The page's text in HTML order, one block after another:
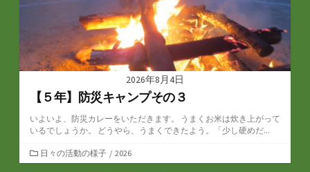
2026年8月4日
【５年】防災キャンプその３
いよいよ、防災カレーをいただきます。 うまくお米は炊き上がって
いるでしょうか。 どうやら、うまくできたよう。「少し硬めだ...
カ
テ
日々の活動の様子 / 2026